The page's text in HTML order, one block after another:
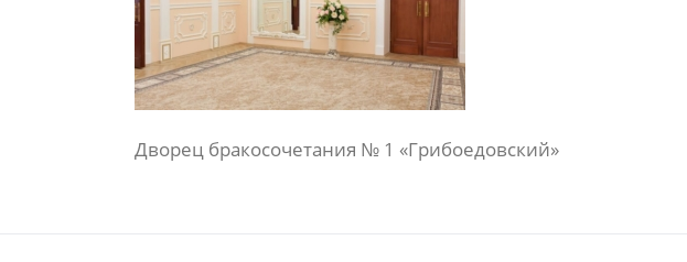
Дворец бракосочетания № 1 «Грибоедовский»